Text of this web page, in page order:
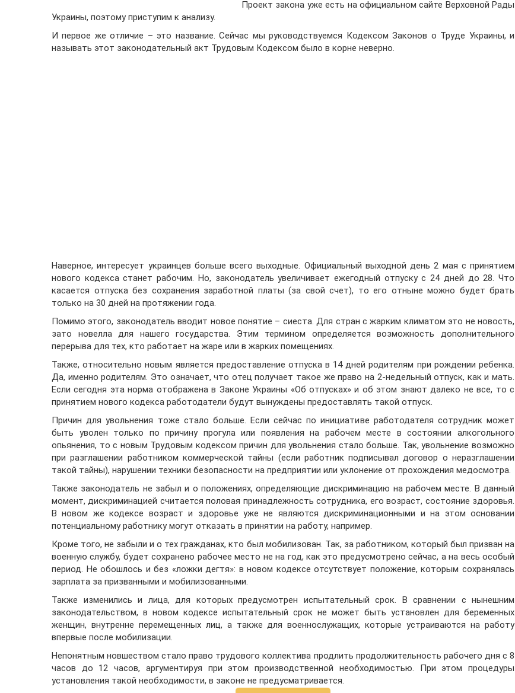
Проект закона уже есть на официальном сайте Верховной Рады
Украины, поэтому приступим к анализу.
И первое же отличие – это название. Сейчас мы руководствуемся Кодексом Законов о Труде Украины, и
называть этот законодательный акт Трудовым Кодексом было в корне неверно.
Наверное, интересует украинцев больше всего выходные. Официальный выходной день 2 мая с принятием
нового кодекса станет рабочим. Но, законодатель увеличивает ежегодный отпуску с 24 дней до 28. Что
касается отпуска без сохранения заработной платы (за свой счет), то его отныне можно будет брать
только на 30 дней на протяжении года.
Помимо этого, законодатель вводит новое понятие – сиеста. Для стран с жарким климатом это не новость,
зато новелла для нашего государства. Этим термином определяется возможность дополнительного
перерыва для тех, кто работает на жаре или в жарких помещениях.
Также, относительно новым является предоставление отпуска в 14 дней родителям при рождении ребенка.
Да, именно родителям. Это означает, что отец получает такое же право на 2-недельный отпуск, как и мать.
Если сегодня эта норма отображена в Законе Украины «Об отпусках» и об этом знают далеко не все, то с
принятием нового кодекса работодатели будут вынуждены предоставлять такой отпуск.
Причин для увольнения тоже стало больше. Если сейчас по инициативе работодателя сотрудник может
быть уволен только по причину прогула или появления на рабочем месте в состоянии алкогольного
опьянения, то с новым Трудовым кодексом причин для увольнения стало больше. Так, увольнение возможно
при разглашении работником коммерческой тайны (если работник подписывал договор о неразглашении
такой тайны), нарушении техники безопасности на предприятии или уклонение от прохождения медосмотра.
Также законодатель не забыл и о положениях, определяющие дискриминацию на рабочем месте. В данный
момент, дискриминацией считается половая принадлежность сотрудника, его возраст, состояние здоровья.
В новом же кодексе возраст и здоровье уже не являются дискриминационными и на этом основании
потенциальному работнику могут отказать в принятии на работу, например.
Кроме того, не забыли и о тех гражданах, кто был мобилизован. Так, за работником, который был призван на
военную службу, будет сохранено рабочее место не на год, как это предусмотрено сейчас, а на весь особый
период. Не обошлось и без «ложки дегтя»: в новом кодексе отсутствует положение, которым сохранялась
зарплата за призванными и мобилизованными.
Также изменились и лица, для которых предусмотрен испытательный срок. В сравнении с нынешним
законодательством, в новом кодексе испытательный срок не может быть установлен для беременных
женщин, внутренне перемещенных лиц, а также для военнослужащих, которые устраиваются на работу
впервые после мобилизации.
Непонятным новшеством стало право трудового коллектива продлить продолжительность рабочего дня с 8
часов до 12 часов, аргументируя при этом производственной необходимостью. При этом процедуры
установления такой необходимости, в законе не предусматривается.